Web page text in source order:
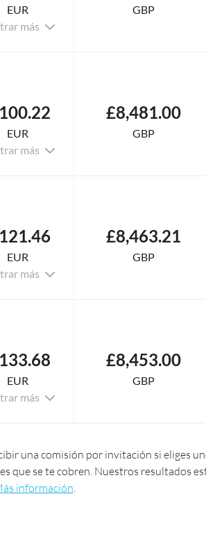
EUR
más
GBP
EUR
más
£8,481.00
GBP
EUR
más
£8,463.21
GBP
EUR
más
£8,453.00
GBP
una comisión por invitación si eliges
que se te cobren. Nuestros resultados
información